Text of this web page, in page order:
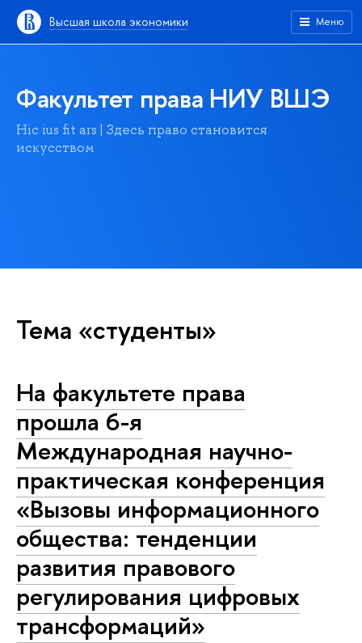
Высшая школа экономики Меню
Факультет права НИУ ВШЭ
Hic ius fit ars | Здесь право становится
искусством
Тема «студенты»
На факультете права
прошла 6-я
Международная научно-
практическая конференция
«Вызовы информационного
общества: тенденции
развития правового
регулирования цифровых
трансформаций»